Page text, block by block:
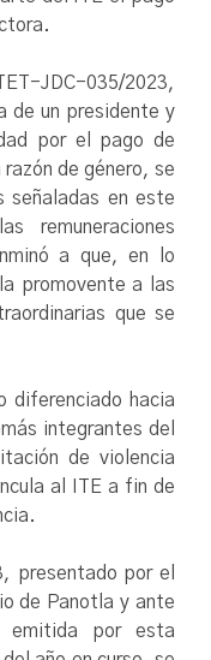
JDC-035/2023,
de un presidente y
por el pago de
de género, se
señaladas en este
remuneraciones
a que, en lo
promovente a las
que se
diferenciado hacia
integrantes del
de violencia
al ITE a fin de
presentado por el
de Panotla y ante
emitida por esta